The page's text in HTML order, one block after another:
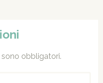
obbligatori.